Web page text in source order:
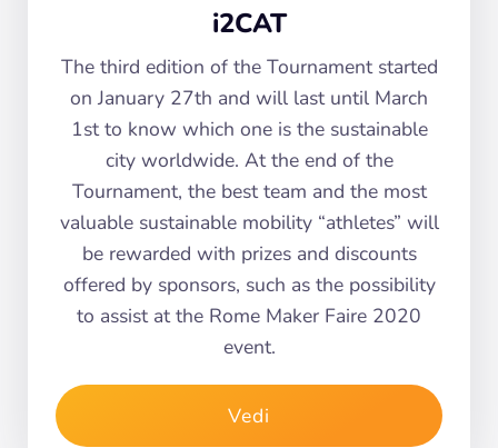
i2CAT
The third edition of the Tournament started
on January 27th and will last until March
1st to know which one is the sustainable
city worldwide. At the end of the
Tournament, the best team and the most
valuable sustainable mobility “athletes” will
be rewarded with prizes and discounts
offered by sponsors, such as the possibility
to assist at the Rome Maker Faire 2020
event.
Vedi